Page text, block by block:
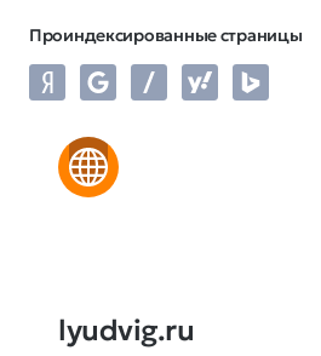
Проиндексированные страницы
lyudvig.ru